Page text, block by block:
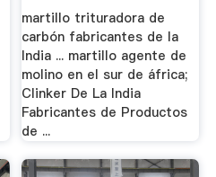
martillo trituradora de
carbón fabricantes de la
India ... martillo agente de
molino en el sur de áfrica;
Clinker De La India
Fabricantes de Productos
de ...